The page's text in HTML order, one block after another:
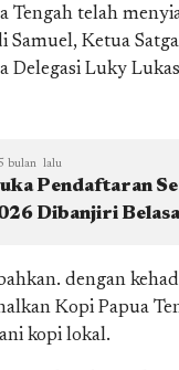
Tengah telah
Samuel, Ketua
Delegasi Luky Lukas
bulan lalu
Pendaftaran
Dibanjiri
dengan
Kopi Papua
kopi lokal.